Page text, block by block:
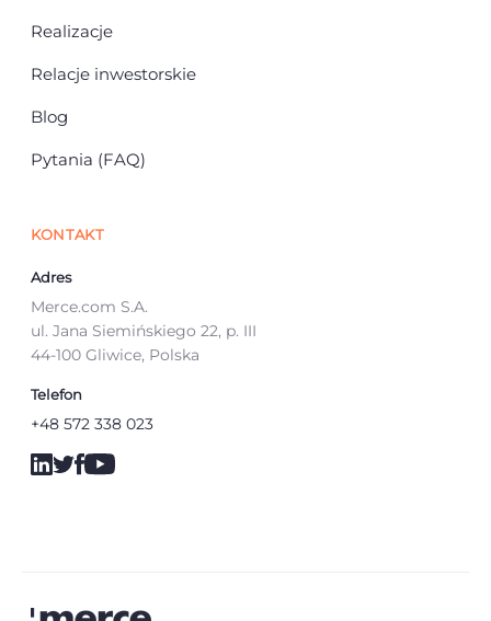
Realizacje
Relacje inwestorskie
Blog
Pytania (FAQ)
KONTAKT
Adres
Merce.com S.A.
ul. Jana Siemińskiego 22, p. III
44-100 Gliwice, Polska
Telefon
+48 572 338 023